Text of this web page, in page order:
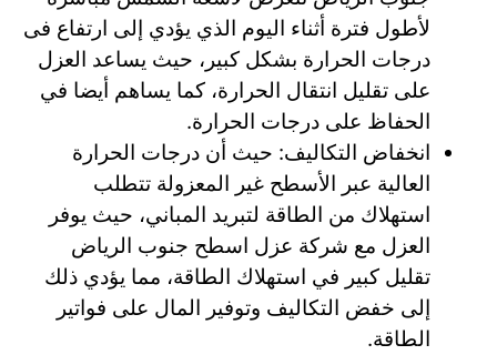
لأطول فترة أثناء اليوم الذي يؤدي إلى ارتفاع فى
درجات الحرارة بشكل كبير، حيث يساعد العزل
على تقليل انتقال الحرارة، كما يساهم أيضا في
الحفاظ على درجات الحرارة.
انخفاض التكاليف: حيث أن درجات الحرارة
العالية عبر الأسطح غير المعزولة تتطلب
استهلاك من الطاقة لتبريد المباني، حيث يوفر
العزل مع شركة عزل اسطح جنوب الرياض
تقليل كبير في استهلاك الطاقة، مما يؤدي ذلك
إلى خفض التكاليف وتوفير المال على فواتير
الطاقة.